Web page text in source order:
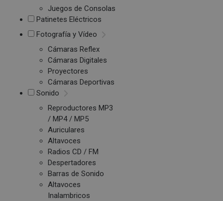
Juegos de Consolas
Patinetes Eléctricos
Fotografía y Vídeo
Cámaras Reflex
Cámaras Digitales
Proyectores
Cámaras Deportivas
Sonido
Reproductores MP3
/ MP4 / MP5
Auriculares
Altavoces
Radios CD / FM
Despertadores
Barras de Sonido
Altavoces
Inalambricos